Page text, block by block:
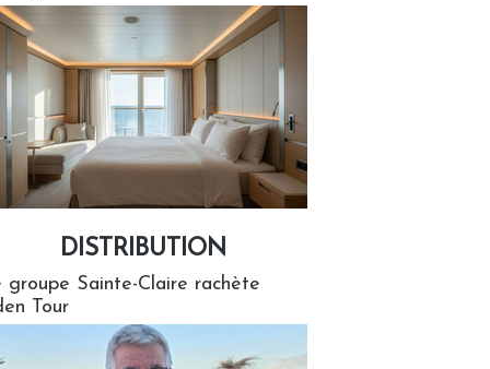
DISTRIBUTION
groupe Sainte-Claire rachète
Tour